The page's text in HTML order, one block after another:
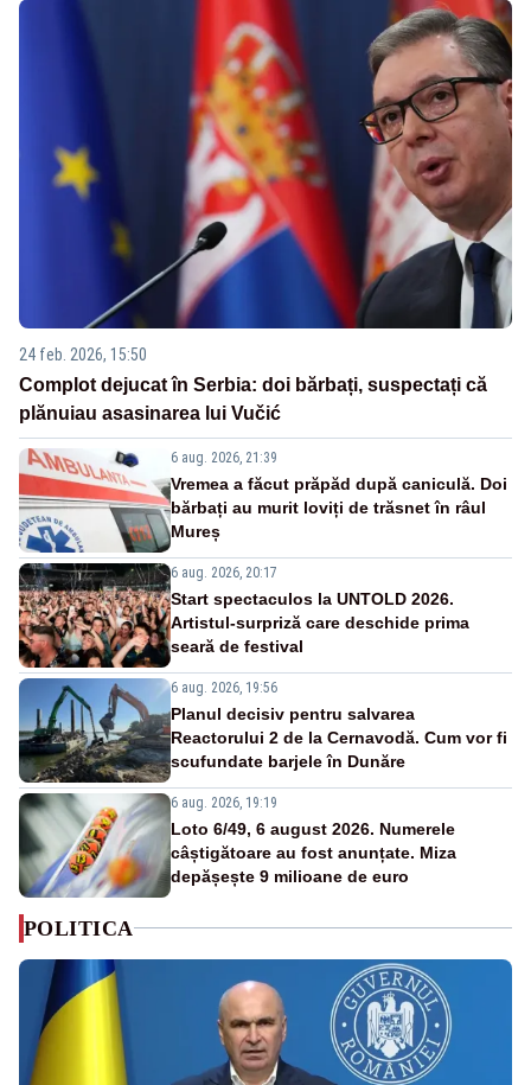
24 feb. 2026, 15:50
Complot dejucat în Serbia: doi bărbați, suspectați că
plănuiau asasinarea lui Vučić
6 aug. 2026, 21:39
Vremea a făcut prăpăd după caniculă. Doi
bărbați au murit loviți de trăsnet în râul
Mureș
6 aug. 2026, 20:17
Start spectaculos la UNTOLD 2026.
Artistul-surpriză care deschide prima
seară de festival
6 aug. 2026, 19:56
Planul decisiv pentru salvarea
Reactorului 2 de la Cernavodă. Cum vor fi
scufundate barjele în Dunăre
6 aug. 2026, 19:19
Loto 6/49, 6 august 2026. Numerele
câștigătoare au fost anunțate. Miza
depășește 9 milioane de euro
POLITICA